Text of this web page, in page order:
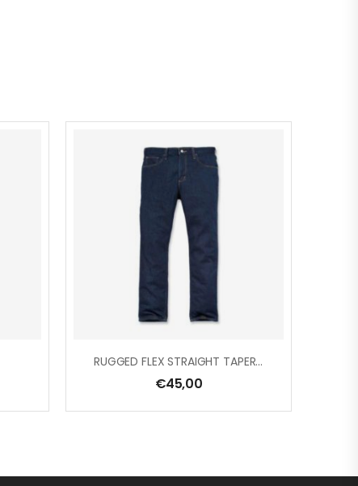
RUGGED FLEX STRAIGHT TAPERED JEAN
€45,00